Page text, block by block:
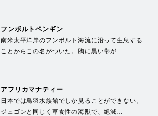
フンボルトペンギン
南米太平洋岸のフンボルト海流に沿って生息する
ことからこの名がついた。胸に黒い帯が…
アフリカマナティー
日本では鳥羽水族館でしか見ることができない。
ジュゴンと同じく草食性の海獣で、絶滅…